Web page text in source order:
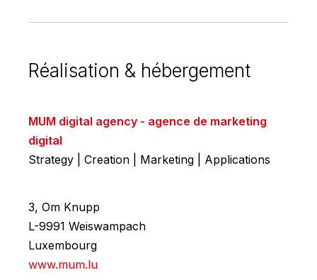
Réalisation & hébergement
MUM digital agency - agence de marketing
digital
Strategy | Creation | Marketing | Applications
3, Om Knupp
L-9991 Weiswampach
Luxembourg
www.mum.lu